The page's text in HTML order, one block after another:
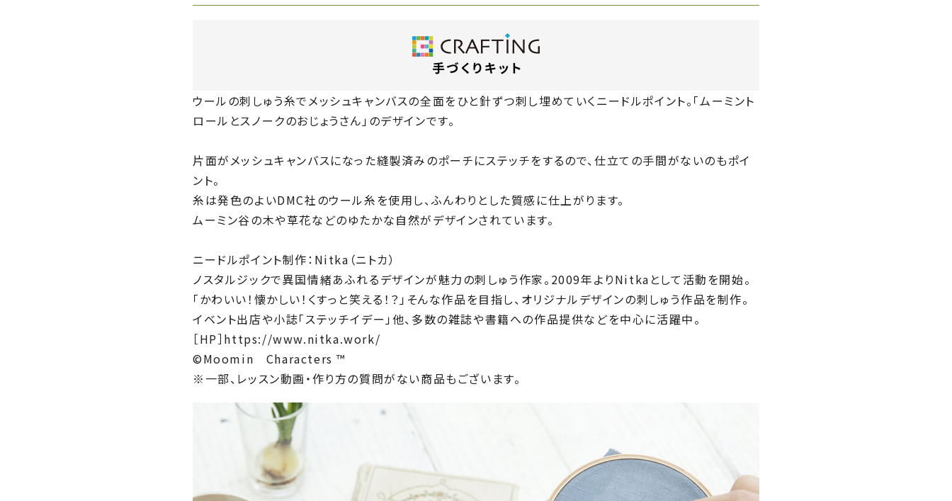
ウールの刺しゅう糸でメッシュキャンバスの全面をひと針ずつ刺し埋めていくニードルポイント。「ムーミント
ロールとスノークのおじょうさん」のデザインです。
片面がメッシュキャンバスになった縫製済みのポーチにステッチをするので、仕立ての手間がないのもポイ
ント。
糸は発色のよいDMC社のウール糸を使用し、ふんわりとした質感に仕上がります。
ムーミン谷の木や草花などのゆたかな自然がデザインされています。
ニードルポイント制作：Nitka（ニトカ）
ノスタルジックで異国情緒あふれるデザインが魅力の刺しゅう作家。2009年よりNitkaとして活動を開始。
「かわいい！懐かしい！くすっと笑える！？」そんな作品を目指し、オリジナルデザインの刺しゅう作品を制作。
イベント出店や小誌「ステッチイデー」他、多数の雑誌や書籍への作品提供などを中心に活躍中。
［HP］https://www.nitka.work/
©Moomin Characters ™
※一部、レッスン動画・作り方の質問がない商品もございます。